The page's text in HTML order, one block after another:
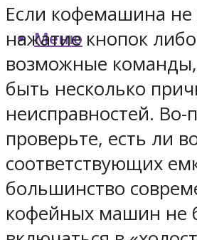
Меню
Если кофемашина не
нажатие кнопок
возможные
быть несколько
неисправностей. Во-
проверьте, есть ли
соответствующих
большинство
кофейных машин не